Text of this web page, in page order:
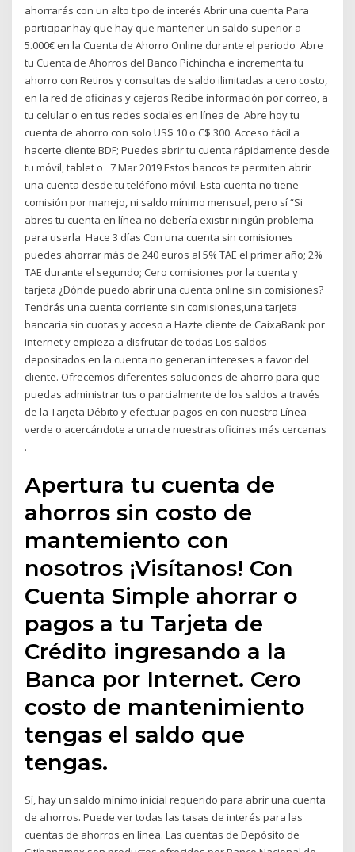
ahorrarás con un alto tipo de interés Abrir una cuenta Para
participar hay que hay que mantener un saldo superior a
5.000€ en la Cuenta de Ahorro Online durante el periodo Abre
tu Cuenta de Ahorros del Banco Pichincha e incrementa tu
ahorro con Retiros y consultas de saldo ilimitadas a cero costo,
en la red de oficinas y cajeros Recibe información por correo, a
tu celular o en tus redes sociales en línea de Abre hoy tu
cuenta de ahorro con solo US$ 10 o C$ 300. Acceso fácil a
hacerte cliente BDF; Puedes abrir tu cuenta rápidamente desde
tu móvil, tablet o 7 Mar 2019 Estos bancos te permiten abrir
una cuenta desde tu teléfono móvil. Esta cuenta no tiene
comisión por manejo, ni saldo mínimo mensual, pero sí “Si
abres tu cuenta en línea no debería existir ningún problema
para usarla Hace 3 días Con una cuenta sin comisiones
puedes ahorrar más de 240 euros al 5% TAE el primer año; 2%
TAE durante el segundo; Cero comisiones por la cuenta y
tarjeta ¿Dónde puedo abrir una cuenta online sin comisiones?
Tendrás una cuenta corriente sin comisiones,una tarjeta
bancaria sin cuotas y acceso a Hazte cliente de CaixaBank por
internet y empieza a disfrutar de todas Los saldos
depositados en la cuenta no generan intereses a favor del
cliente. Ofrecemos diferentes soluciones de ahorro para que
puedas administrar tus o parcialmente de los saldos a través
de la Tarjeta Débito y efectuar pagos en con nuestra Línea
verde o acercándote a una de nuestras oficinas más cercanas
.
Apertura tu cuenta de
ahorros sin costo de
mantemiento con
nosotros ¡Visítanos! Con
Cuenta Simple ahorrar o
pagos a tu Tarjeta de
Crédito ingresando a la
Banca por Internet. Cero
costo de mantenimiento
tengas el saldo que
tengas.
Sí, hay un saldo mínimo inicial requerido para abrir una cuenta
de ahorros. Puede ver todas las tasas de interés para las
cuentas de ahorros en línea. Las cuentas de Depósito de